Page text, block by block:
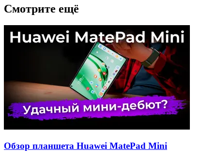
Смотрите ещё
Обзор планшета Huawei MatePad Mini